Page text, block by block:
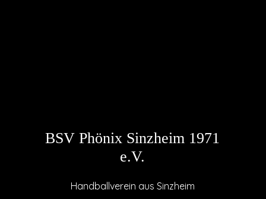
BSV Phönix Sinzheim 1971
e.V.
Handballverein aus Sinzheim